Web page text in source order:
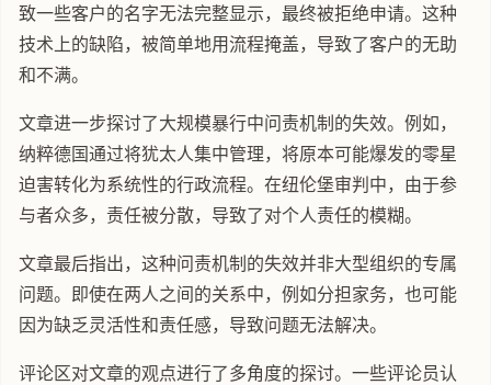
致一些客户的名字无法完整显示，最终被拒绝申请。这种
技术上的缺陷，被简单地用流程掩盖，导致了客户的无助
和不满。
文章进一步探讨了大规模暴行中问责机制的失效。例如，
纳粹德国通过将犹太人集中管理，将原本可能爆发的零星
迫害转化为系统性的行政流程。在纽伦堡审判中，由于参
与者众多，责任被分散，导致了对个人责任的模糊。
文章最后指出，这种问责机制的失效并非大型组织的专属
问题。即使在两人之间的关系中，例如分担家务，也可能
因为缺乏灵活性和责任感，导致问题无法解决。
评论区对文章的观点进行了多角度的探讨。一些评论员认